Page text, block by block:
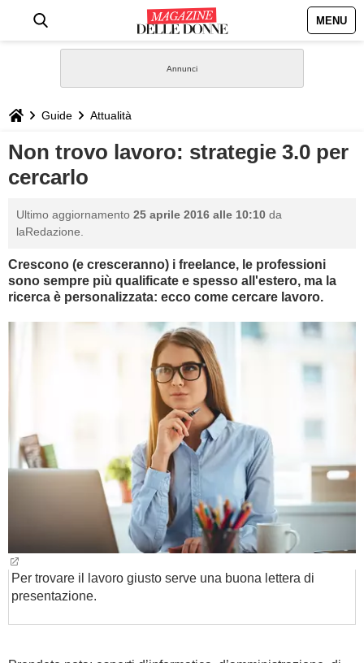
MENU
STILE
BIOGRAFIE
DEFINIZIONI
GASTRONOMIA
DIETA
GUIDE
Guide Attualità
Non trovo lavoro: strategie 3.0 per
cercarlo
Ultimo aggiornamento 25 aprile 2016 alle 10:10 da
laRedazione.
Crescono (e cresceranno) i freelance, le professioni
sono sempre più qualificate e spesso all'estero, ma la
ricerca è personalizzata: ecco come cercare lavoro.
Per trovare il lavoro giusto serve una buona lettera di
presentazione.